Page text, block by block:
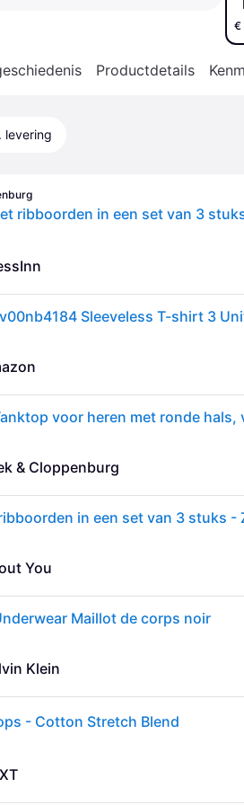
€
Productdetails
levering
ribboorden in een set van 3
Sleeveless T-shirt 3
& Cloppenburg
in een set van 3 stuks -
You
Maillot de corps noir
Klein
- Cotton Stretch Blend